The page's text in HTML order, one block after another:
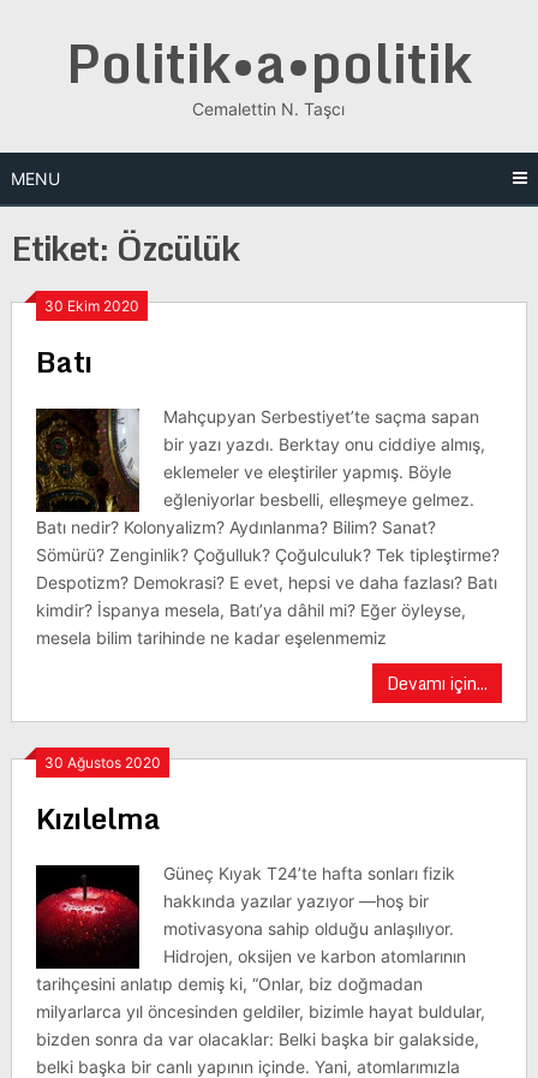
Politik•a•politik
Cemalettin N. Taşcı
MENU
Etiket: Özcülük
30 Ekim 2020
Batı
Mahçupyan Serbestiyet’te saçma sapan
bir yazı yazdı. Berktay onu ciddiye almış,
eklemeler ve eleştiriler yapmış. Böyle
eğleniyorlar besbelli, elleşmeye gelmez.
Batı nedir? Kolonyalizm? Aydınlanma? Bilim? Sanat?
Sömürü? Zenginlik? Çoğulluk? Çoğulculuk? Tek tipleştirme?
Despotizm? Demokrasi? E evet, hepsi ve daha fazlası? Batı
kimdir? İspanya mesela, Batı’ya dâhil mi? Eğer öyleyse,
mesela bilim tarihinde ne kadar eşelenmemiz
Devamı için...
30 Ağustos 2020
Kızılelma
Güneç Kıyak T24’te hafta sonları fizik
hakkında yazılar yazıyor —hoş bir
motivasyona sahip olduğu anlaşılıyor.
Hidrojen, oksijen ve karbon atomlarının
tarihçesini anlatıp demiş ki, “Onlar, biz doğmadan
milyarlarca yıl öncesinden geldiler, bizimle hayat buldular,
bizden sonra da var olacaklar: Belki başka bir galakside,
belki başka bir canlı yapının içinde. Yani, atomlarımızla